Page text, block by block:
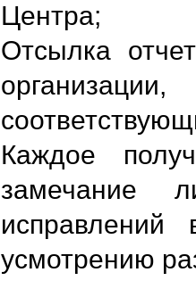
Центра;
Отсылка
Каждое
замечание
исправлений
усмотрению